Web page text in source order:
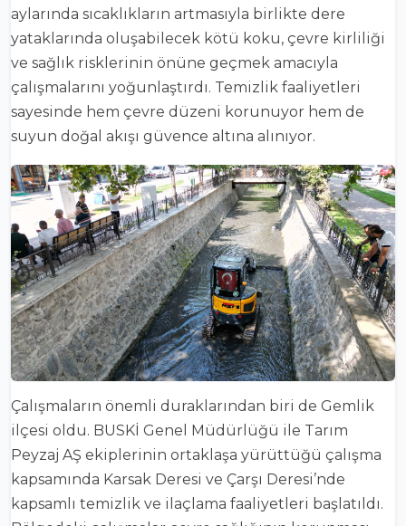
aylarında sıcaklıkların artmasıyla birlikte dere
yataklarında oluşabilecek kötü koku, çevre kirliliği
ve sağlık risklerinin önüne geçmek amacıyla
çalışmalarını yoğunlaştırdı. Temizlik faaliyetleri
sayesinde hem çevre düzeni korunuyor hem de
suyun doğal akışı güvence altına alınıyor.
Çalışmaların önemli duraklarından biri de Gemlik
ilçesi oldu. BUSKİ Genel Müdürlüğü ile Tarım
Peyzaj AŞ ekiplerinin ortaklaşa yürüttüğü çalışma
kapsamında Karsak Deresi ve Çarşı Deresi’nde
kapsamlı temizlik ve ilaçlama faaliyetleri başlatıldı.